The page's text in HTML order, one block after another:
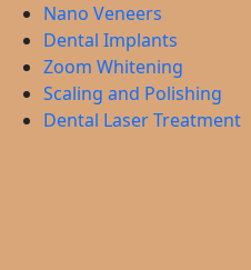
Nano Veneers
Dental Implants
Zoom Whitening
Scaling and Polishing
Dental Laser Treatment